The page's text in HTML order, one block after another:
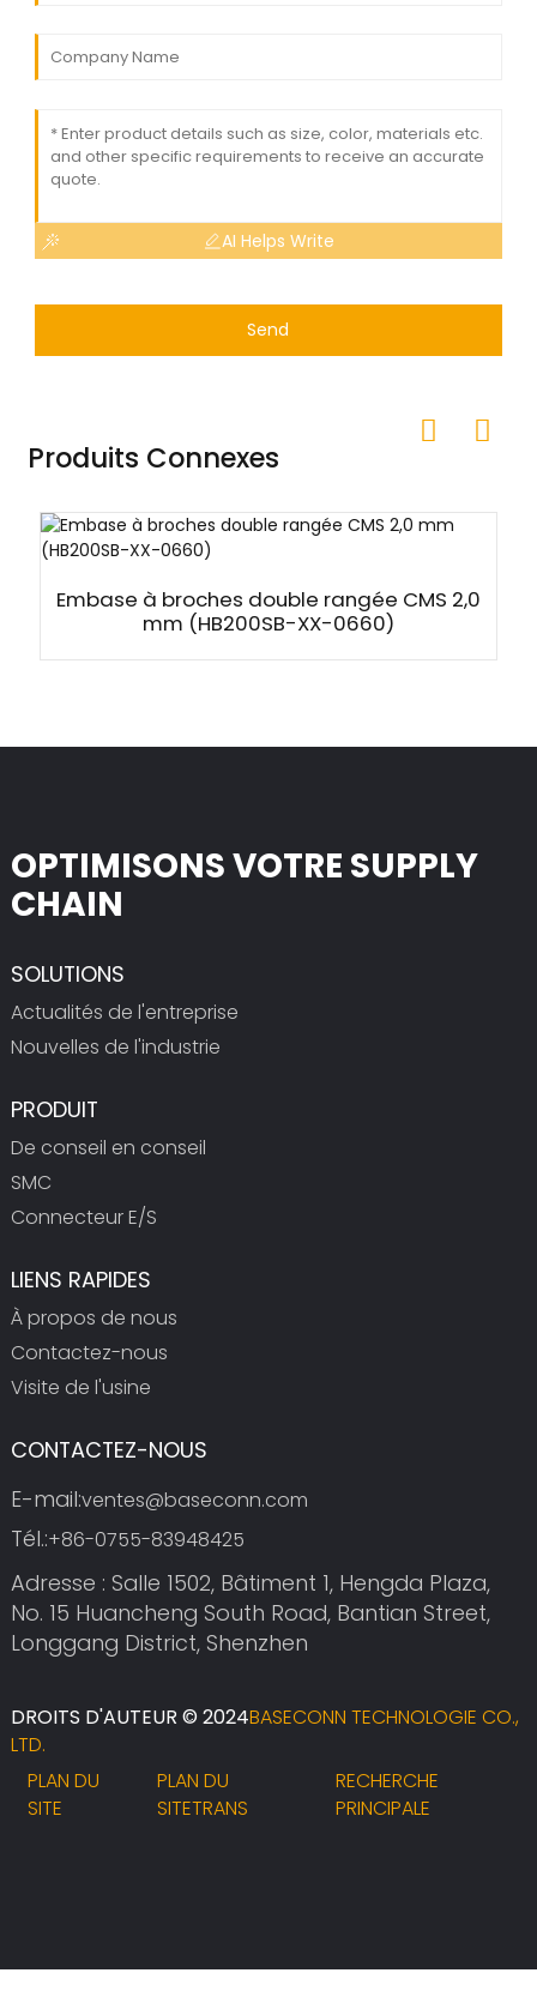
AI Helps Write
Send
Produits Connexes
Embase à broches double rangée CMS 2,0
mm (HB200SB-XX-0660)
OPTIMISONS VOTRE SUPPLY
CHAIN
SOLUTIONS
Actualités de l'entreprise
Nouvelles de l'industrie
PRODUIT
De conseil en conseil
SMC
Connecteur E/S
LIENS RAPIDES
À propos de nous
Contactez-nous
Visite de l'usine
CONTACTEZ-NOUS
E-mail:ventes@baseconn.com
Tél.:+86-0755-83948425
Adresse : Salle 1502, Bâtiment 1, Hengda Plaza,
No. 15 Huancheng South Road, Bantian Street,
Longgang District, Shenzhen
DROITS D'AUTEUR © 2024BASECONN TECHNOLOGIE CO.,
LTD.
PLAN DU
SITE
PLAN DU
SITETRANS
RECHERCHE
PRINCIPALE